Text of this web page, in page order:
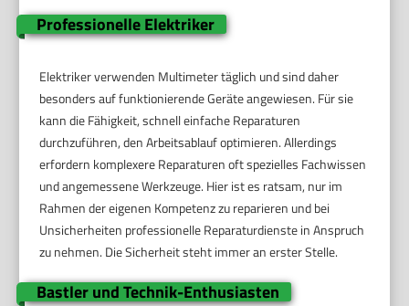
Professionelle Elektriker
Elektriker verwenden Multimeter täglich und sind daher
besonders auf funktionierende Geräte angewiesen. Für sie
kann die Fähigkeit, schnell einfache Reparaturen
durchzuführen, den Arbeitsablauf optimieren. Allerdings
erfordern komplexere Reparaturen oft spezielles Fachwissen
und angemessene Werkzeuge. Hier ist es ratsam, nur im
Rahmen der eigenen Kompetenz zu reparieren und bei
Unsicherheiten professionelle Reparaturdienste in Anspruch
zu nehmen. Die Sicherheit steht immer an erster Stelle.
Bastler und Technik-Enthusiasten